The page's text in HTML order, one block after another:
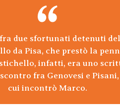
due sfortunati detenuti
da Pisa, che prestò la
infatti, era uno
fra Genovesi e
cui incontrò Marco.